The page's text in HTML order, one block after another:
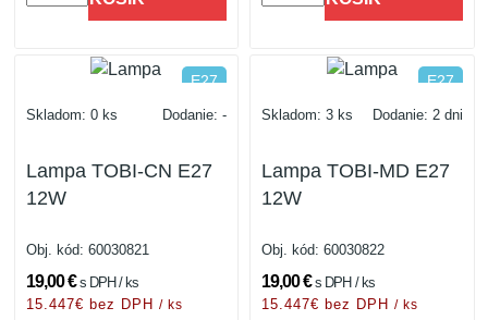
E27
IP20
Skladom: 0 ks Dodanie: -
Lampa TOBI-CN E27
12W
Obj. kód: 60030821
19,00 €s DPH / ks
15.447€ bez DPH / ks
E27
IP20
Skladom: 3 ks Dodanie: 2 dni
Lampa TOBI-MD E27
12W
Obj. kód: 60030822
19,00 €s DPH / ks
15.447€ bez DPH / ks